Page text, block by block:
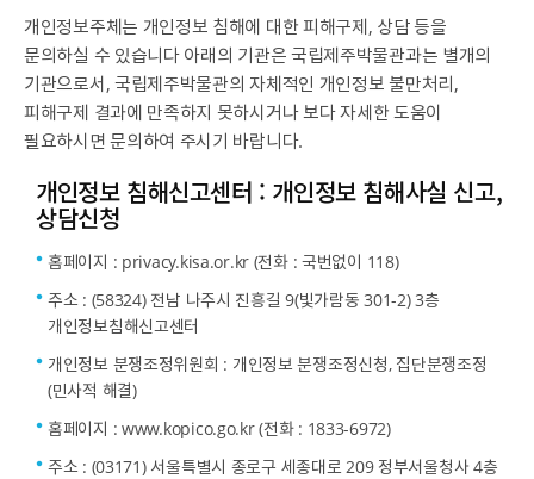
개인정보주체는 개인정보 침해에 대한 피해구제, 상담 등을
문의하실 수 있습니다 아래의 기관은 국립제주박물관과는 별개의
기관으로서, 국립제주박물관의 자체적인 개인정보 불만처리,
피해구제 결과에 만족하지 못하시거나 보다 자세한 도움이
필요하시면 문의하여 주시기 바랍니다.
개인정보 침해신고센터 : 개인정보 침해사실 신고,
상담신청
홈페이지 : privacy.kisa.or.kr (전화 : 국번없이 118)
주소 : (58324) 전남 나주시 진흥길 9(빛가람동 301-2) 3층
개인정보침해신고센터
개인정보 분쟁조정위원회 : 개인정보 분쟁조정신청, 집단분쟁조정
(민사적 해결)
홈페이지 : www.kopico.go.kr (전화 : 1833-6972)
주소 : (03171) 서울특별시 종로구 세종대로 209 정부서울청사 4층